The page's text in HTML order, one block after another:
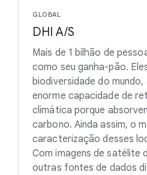
GLOBAL
DHI A/S
Mais de 1 bilhão de
como seu ganha-pão.
biodiversidade do mundo,
enorme capacidade de
climática porque
carbono. Ainda assim, o
caracterização desses
Com imagens de satélite
outras fontes de dados